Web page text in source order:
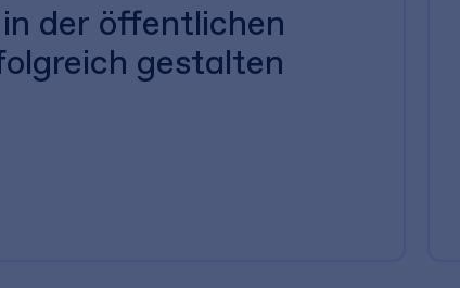
der öffentlichen
gestalten